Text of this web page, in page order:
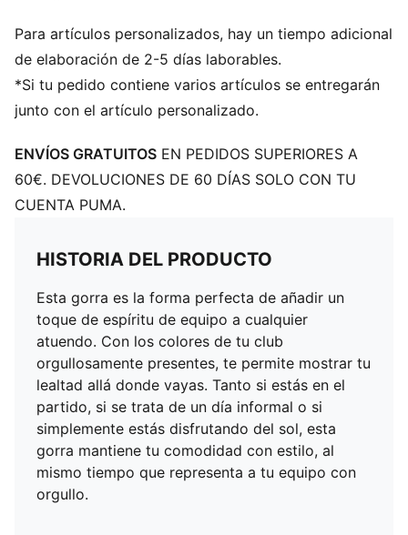
Para artículos personalizados, hay un tiempo adicional
de elaboración de 2-5 días laborables.
*Si tu pedido contiene varios artículos se entregarán
junto con el artículo personalizado.
ENVÍOS GRATUITOS EN PEDIDOS SUPERIORES A
60€. DEVOLUCIONES DE 60 DÍAS SOLO CON TU
CUENTA PUMA.
HISTORIA DEL PRODUCTO
Esta gorra es la forma perfecta de añadir un
toque de espíritu de equipo a cualquier
atuendo. Con los colores de tu club
orgullosamente presentes, te permite mostrar tu
lealtad allá donde vayas. Tanto si estás en el
partido, si se trata de un día informal o si
simplemente estás disfrutando del sol, esta
gorra mantiene tu comodidad con estilo, al
mismo tiempo que representa a tu equipo con
orgullo.